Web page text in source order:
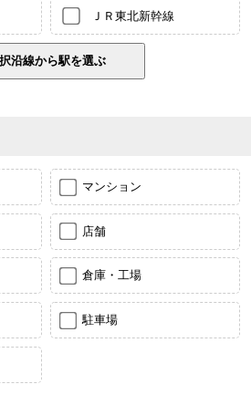
ＪＲ東北新幹線
マンション
店舗
倉庫・工場
駐車場